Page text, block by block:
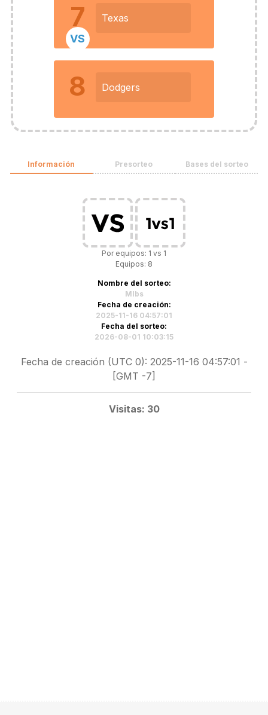
7 Texas
VS
8 Dodgers
Información Presorteo Bases del sorteo
Por equipos: 1 vs 1
Equipos: 8
Nombre del sorteo:
Mlbs
Fecha de creación:
2025-11-16 04:57:01
Fecha del sorteo:
2026-08-01 10:03:15
Fecha de creación (UTC 0): 2025-11-16 04:57:01 -
[GMT -7]
Visitas: 30